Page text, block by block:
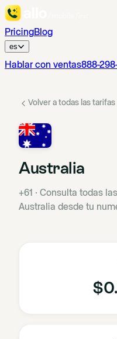
PricingBlog
es
Hablar con ventas888-
Volver a todas las tarifas
Australia
+61 · Consulta todas
Australia desde tu